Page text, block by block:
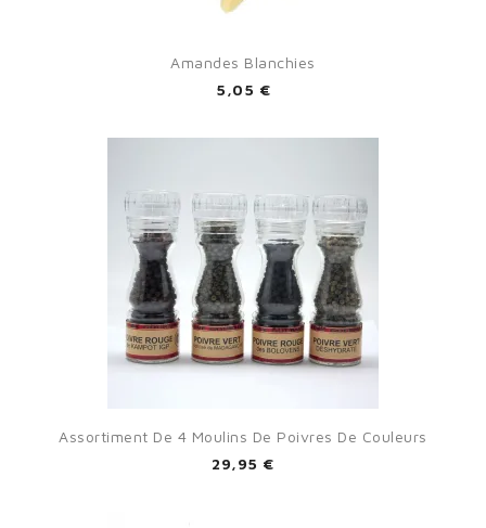
Amandes Blanchies
5,05 €
Assortiment De 4 Moulins De Poivres De Couleurs
29,95 €